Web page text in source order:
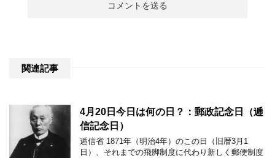
関連記事
4月20日今日は何の日？：郵政記念日（逓
信記念日）
逓信省 1871年（明治4年）のこの日（旧暦3月1
日）、それまでの飛脚制度に代わり新しく郵便制度